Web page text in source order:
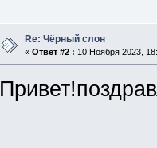
Re: Чёрный слон
«Ответ #2 : 10 Ноября 2023,